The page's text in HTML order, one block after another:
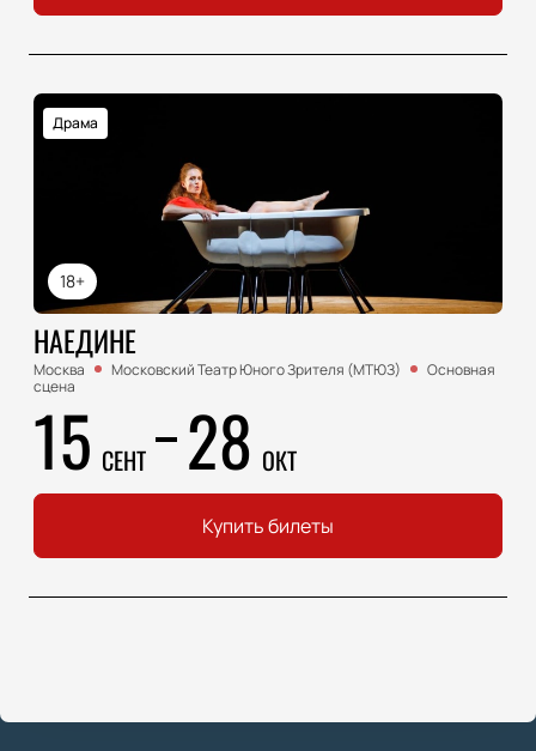
18+
Драма
НАЕДИНЕ
Москва Московский Театр Юного Зрителя (МТЮЗ)
Основная
сцена
15 СЕНТ 28 ОКТ
Купить билеты